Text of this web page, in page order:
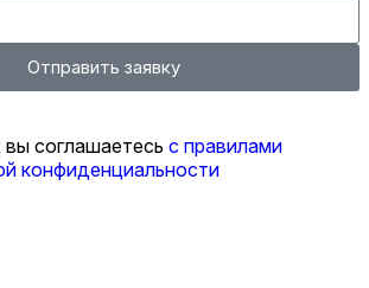
Отправить заявку
соглашаетесь с правилами
конфиденциальности